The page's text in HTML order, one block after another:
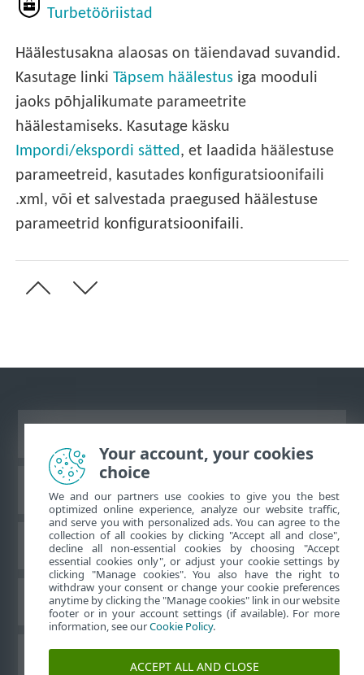
Turbetööriistad
Häälestusakna alaosas on täiendavad suvandid.
Kasutage linkiTäpsem häälestus iga mooduli
jaoks põhjalikumate parameetrite
häälestamiseks. Kasutage käsku
Impordi/ekspordi sätted, et laadida häälestuse
parameetreid, kasutades konfiguratsioonifaili
.xml, või et salvestada praegused häälestuse
parameetrid konfiguratsioonifaili.
ESET teadmistebaas
ESET-i foorum
Piirkondlik tugi
Your account, your cookies
choice
We and our partners use cookies to give you the best
optimized online experience, analyze our website traffic,
and serve you with personalized ads. You can agree to the
collection of all cookies by clicking "Accept all and close",
decline all non-essential cookies by choosing "Accept
essential cookies only", or adjust your cookie settings by
clicking "Manage cookies". You also have the right to
withdraw your consent or change your cookie preferences
anytime by clicking the "Manage cookies" link in our website
footer or in your account settings (if available). For more
information, see ourCookie Policy.
ACCEPT ALL AND CLOSE